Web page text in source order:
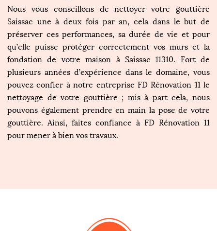
Nous vous conseillons de nettoyer votre gouttière
Saissac une à deux fois par an, cela dans le but de
préserver ces performances, sa durée de vie et pour
qu’elle puisse protéger correctement vos murs et la
fondation de votre maison à Saissac 11310. Fort de
plusieurs années d’expérience dans le domaine, vous
pouvez confier à notre entreprise FD Rénovation 11 le
nettoyage de votre gouttière ; mis à part cela, nous
pouvons également prendre en main la pose de votre
gouttière. Ainsi, faites confiance à FD Rénovation 11
pour mener à bien vos travaux.